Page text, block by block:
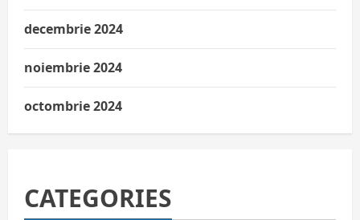
decembrie 2024
noiembrie 2024
octombrie 2024
CATEGORIES